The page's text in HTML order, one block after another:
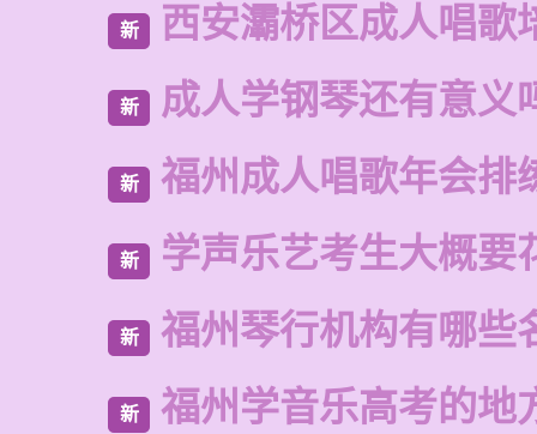
新 西安灞桥区成人唱歌
新 成人学钢琴还有意义
新 福州成人唱歌年会排
新 学声乐艺考生大概要
新 福州琴行机构有哪些
新 福州学音乐高考的地